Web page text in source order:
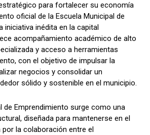
para fortalecer su economía
oficial de la Escuela Municipal de
iniciativa inédita en la capital
acompañamiento académico de alto
y acceso a herramientas
con el objetivo de impulsar la
negocios y consolidar un
sólido y sostenible en el municipio.
de Emprendimiento surge como una
diseñada para mantenerse en el
la colaboración entre el